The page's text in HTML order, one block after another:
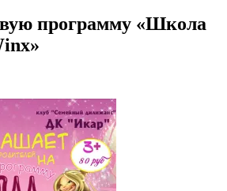
программу «Школа